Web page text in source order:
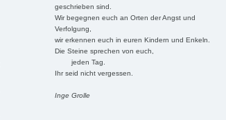
geschrieben sind.
Wir begegnen euch an Orten der Angst und
Verfolgung,
wir erkennen euch in euren Kindern und Enkeln.
Die Steine sprechen von euch,
jeden Tag.
Ihr seid nicht vergessen.
Inge Grolle